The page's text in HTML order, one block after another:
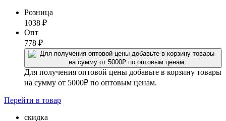
Розница
1038 ₽
Опт
778 ₽
Для получения оптовой цены добавьте в корзину товары
на сумму от 5000₽ по оптовым ценам.
Перейти в товар
скидка